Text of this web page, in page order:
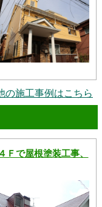
の施工事例はこちら
で屋根塗装工事、